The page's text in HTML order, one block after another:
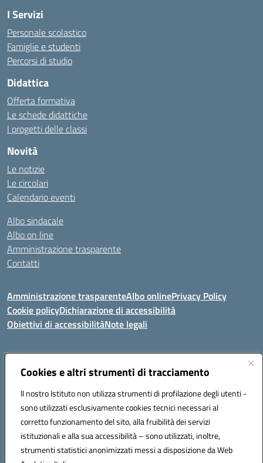
Cookies e altri strumenti di tracciamento
Il nostro Istituto non utilizza strumenti di profilazione degli utenti -
sono utilizzati esclusivamente cookies tecnici necessari al
corretto funzionamento del sito, alla fruibilità dei servizi
istituzionali e alla sua accessibilità – sono utilizzati, inoltre,
strumenti statistici anonimizzati messi a disposizione da Web
I Servizi
Personale scolastico
Famiglie e studenti
Percorsi di studio
Didattica
Offerta formativa
Le schede didattiche
I progetti delle classi
Novità
Le notizie
Le circolari
Calendario eventi
Albo sindacale
Albo on line
Amministrazione trasparente
Contatti
Amministrazione trasparenteAlbo onlinePrivacy Policy
Cookie policyDichiarazione di accessibilità
Obiettivi di accessibilitàNote legali
Indirizzo:Via Carducci Settimo San Pietro (CA)
Posta elettronica certificata (PEC):CAIC84700T@pec.istruzione.it
Codice fiscale: 92105840927
Codice meccanografico: CAIC84700T